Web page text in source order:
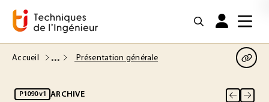
Accueil Présentation générale
P1090 v1 ARCHIVE